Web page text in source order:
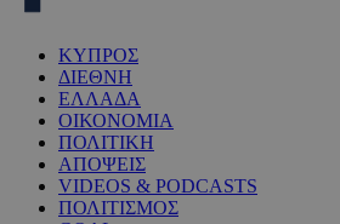
ΚΥΠΡΟΣ
ΔΙΕΘΝΗ
ΕΛΛΑΔΑ
ΟΙΚΟΝΟΜΙΑ
ΠΟΛΙΤΙΚΗ
ΑΠΟΨΕΙΣ
VIDEOS & PODCASTS
ΠΟΛΙΤΙΣΜΟΣ